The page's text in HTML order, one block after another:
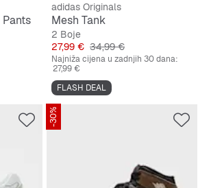
adidas Originals
Mesh Tank
2 Boje
Cijena
27,99 € Originalna cijena
34,99 €
Najniža cijena u zadnjih 30 dana:
27,99 €
FLASH DEAL
-30%